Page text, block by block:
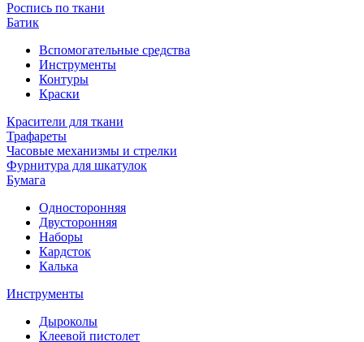
Роспись по ткани
Батик
Вспомогательные средства
Инструменты
Контуры
Краски
Красители для ткани
Трафареты
Часовые механизмы и стрелки
Фурнитура для шкатулок
Бумага
Односторонняя
Двусторонняя
Наборы
Кардсток
Калька
Инструменты
Дыроколы
Клеевой пистолет